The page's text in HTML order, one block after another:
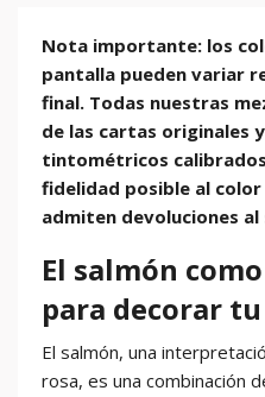
Nota importante: los
pantalla pueden variar
final. Todas nuestras
de las cartas originales
tintométricos
fidelidad posible al
admiten devoluciones al
El salmón
para decorar
El salmón, una
rosa, es una combinación